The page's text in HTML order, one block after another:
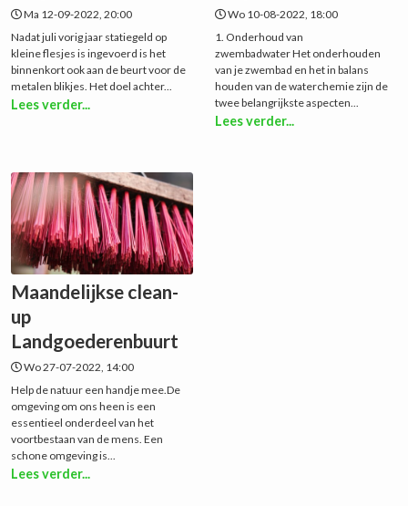
Ma 12-09-2022, 20:00
Nadat juli vorig jaar statiegeld op
kleine flesjes is ingevoerd is het
binnenkort ook aan de beurt voor de
metalen blikjes. Het doel achter...
Lees verder...
Wo 10-08-2022, 18:00
1. Onderhoud van
zwembadwater Het onderhouden
van je zwembad en het in balans
houden van de waterchemie zijn de
twee belangrijkste aspecten...
Lees verder...
Maandelijkse clean-
up
Landgoederenbuurt
Wo 27-07-2022, 14:00
Help de natuur een handje mee.De
omgeving om ons heen is een
essentieel onderdeel van het
voortbestaan van de mens. Een
schone omgeving is...
Lees verder...